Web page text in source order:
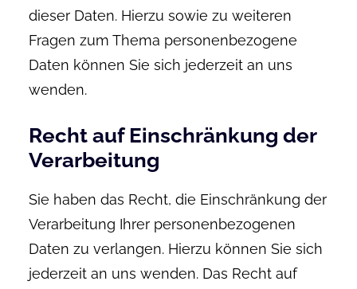
dieser Daten. Hierzu sowie zu weiteren
Fragen zum Thema personenbezogene
Daten können Sie sich jederzeit an uns
wenden.
Recht auf Einschränkung der
Verarbeitung
Sie haben das Recht, die Einschränkung der
Verarbeitung Ihrer personenbezogenen
Daten zu verlangen. Hierzu können Sie sich
jederzeit an uns wenden. Das Recht auf